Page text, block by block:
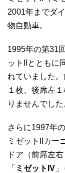
2001年までダ
物自動車。
1995年の第31
ットIIとともに
れていました
１枚、後席左
りませんでした
さらに1997年
ミゼットIIカー
ドア（前席左
「 ミゼットIV